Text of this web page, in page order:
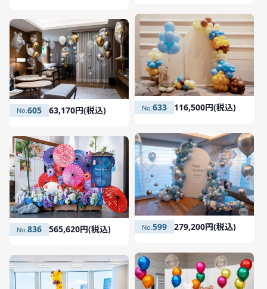
633 116,500円(税込)
605 63,170円(税込)
599 279,200円(税込)
836 565,620円(税込)